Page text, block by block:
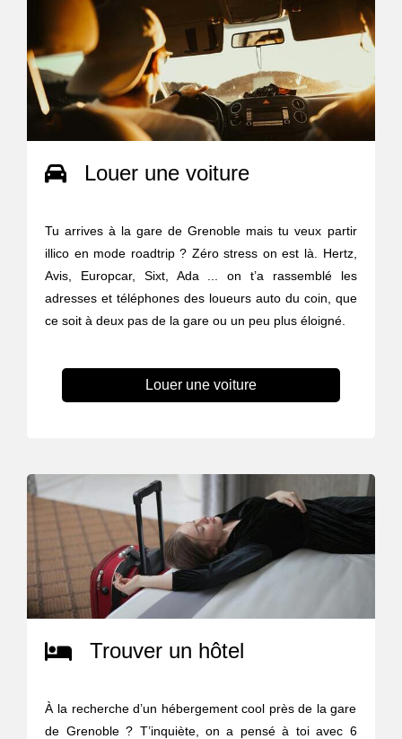
Louer une voiture
Tu arrives à la gare de Grenoble mais tu veux partir
illico en mode roadtrip ? Zéro stress on est là. Hertz,
Avis, Europcar, Sixt, Ada ... on t’a rassemblé les
adresses et téléphones des loueurs auto du coin, que
ce soit à deux pas de la gare ou un peu plus éloigné.
Louer une voiture
Trouver un hôtel
À la recherche d’un hébergement cool près de la gare
de Grenoble ? T’inquiète, on a pensé à toi avec 6